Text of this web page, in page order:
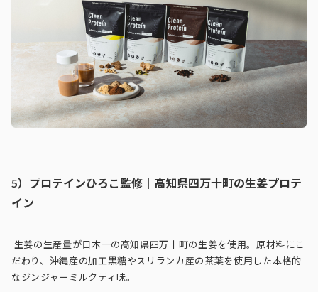
5）プロテインひろこ監修｜高知県四万十町の生姜プロテ
イン
生姜の生産量が日本一の高知県四万十町の生姜を使用。 原材料にこ
だわり、沖縄産の加工黒糖やスリランカ産の茶葉を使用した本格的
なジンジャーミルクティ味。